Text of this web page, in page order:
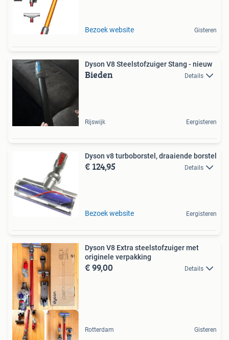
Bezoek website Gisteren
Dyson V8 Steelstofzuiger Stang - nieuw
Bieden Details
Rijswijk Eergisteren
Dyson v8 turboborstel, draaiende borstel
€ 124,95 Details
Bezoek website Eergisteren
Dyson V8 Extra steelstofzuiger met
originele verpakking
€ 99,00 Details
Rotterdam Gisteren